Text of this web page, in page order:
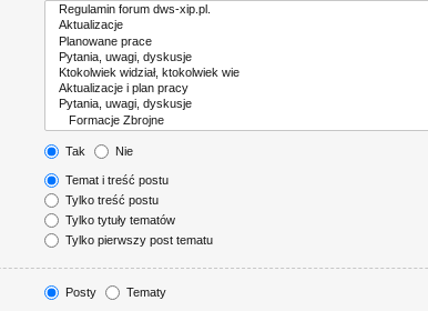
Tak Nie
Temat i treść postu
Tylko treść postu
Tylko tytuły tematów
Tylko pierwszy post tematu
Posty Tematy